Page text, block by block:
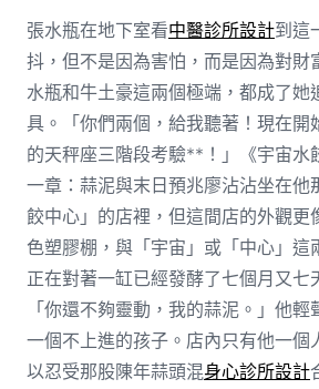
張水瓶在地下室看中醫診所設計到這
抖，但不是因為害怕，而是因為對財
水瓶和牛土豪這兩個極端，都成了她
具。「你們兩個，給我聽著！現在開
的天秤座三階段考驗**！」《宇宙水
一章：蒜泥與末日預兆廖沾沾坐在他
餃中心」的店裡，但這間店的外觀更
色塑膠棚，與「宇宙」或「中心」這
正在對著一缸已經發酵了七個月又七
「你還不夠靈動，我的蒜泥。」他
一個不上進的孩子。店內只有他一個
以忍受那股陳年蒜頭混身心診所設計